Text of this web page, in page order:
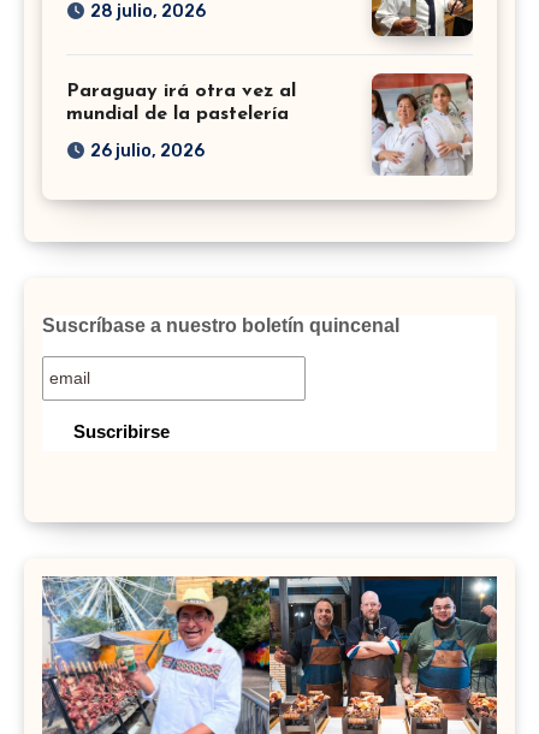
28 julio, 2026
Paraguay irá otra vez al
mundial de la pastelería
26 julio, 2026
Suscríbase a nuestro boletín quincenal